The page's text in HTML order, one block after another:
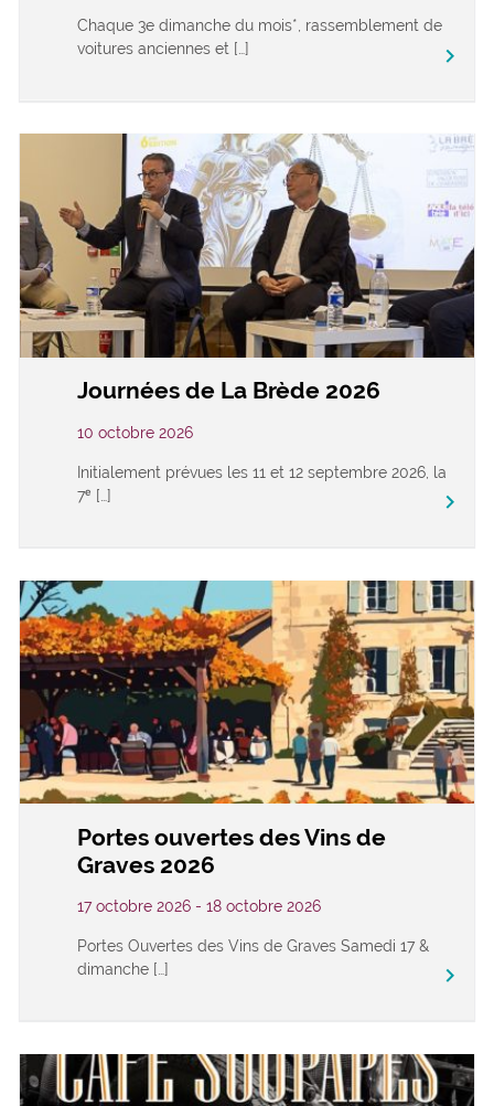
Chaque 3e dimanche du mois*, rassemblement de
voitures anciennes et […]
keyboard_arrow_right
Journées de La Brède 2026
10 octobre 2026
Initialement prévues les 11 et 12 septembre 2026, la
7ᵉ […]
keyboard_arrow_right
Portes ouvertes des Vins de
Graves 2026
17 octobre 2026 - 18 octobre 2026
Portes Ouvertes des Vins de Graves Samedi 17 &
dimanche […]
keyboard_arrow_right